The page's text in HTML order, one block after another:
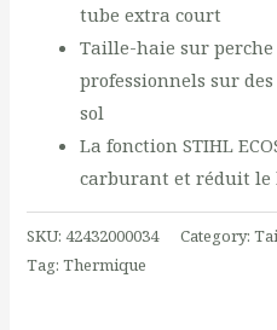
tube extra court
Taille-haie sur
professionnels sur
sol
La fonction STIHL
carburant et réduit
SKU:42432000034 Category:
Tag:Thermique